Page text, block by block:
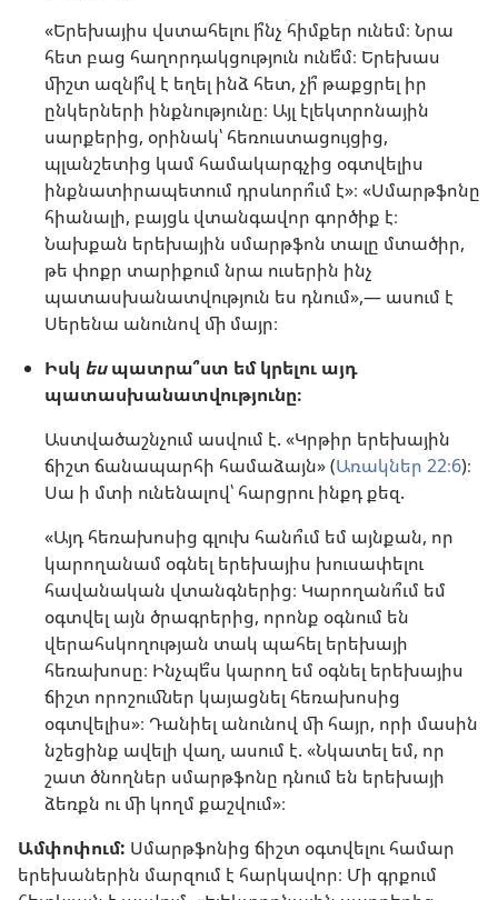
«Երեխայիս վստահելու ի՞նչ հիմքեր ունեմ։ Նրա
հետ բաց հաղորդակցություն ունե՞մ։ Երեխաս
միշտ ազնի՞վ է եղել ինձ հետ, չի՞ թաքցրել իր
ընկերների ինքնությունը։ Այլ էլեկտրոնային
սարքերից, օրինակ՝ հեռուստացույցից,
պլանշետից կամ համակարգչից օգտվելիս
ինքնատիրապետում դրսևորո՞ւմ է»։ «Սմարթֆոնը
հիանալի, բայցև վտանգավոր գործիք է։
Նախքան երեխային սմարթֆոն տալը մտածիր,
թե փոքր տարիքում նրա ուսերին ինչ
պատասխանատվություն ես դնում»,— ասում է
Սերենա անունով մի մայր։
Իսկ եսպատրա՞ստ եմ կրելու այդ
պատասխանատվությունը։
Աստվածաշնչում ասվում է. «Կրթիր երեխային
ճիշտ ճանապարհի համաձայն» (Առակներ 22։6)։
Սա ի մտի ունենալով՝ հարցրու ինքդ քեզ.
«Այդ հեռախոսից գլուխ հանո՞ւմ եմ այնքան, որ
կարողանամ օգնել երեխայիս խուսափելու
հավանական վտանգներից։ Կարողանո՞ւմ եմ
օգտվել այն ծրագրերից, որոնք օգնում են
վերահսկողության տակ պահել երեխայի
հեռախոսը։ Ինչպե՞ս կարող եմ օգնել երեխայիս
ճիշտ որոշումներ կայացնել հեռախոսից
օգտվելիս»։ Դանիել անունով մի հայր, որի մասին
նշեցինք ավելի վաղ, ասում է. «Նկատել եմ, որ
շատ ծնողներ սմարթֆոնը դնում են երեխայի
ձեռքն ու մի կողմ քաշվում»։
Ամփոփում: Սմարթֆոնից ճիշտ օգտվելու համար
երեխաներին մարզում է հարկավոր։ Մի գրքում